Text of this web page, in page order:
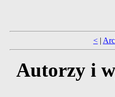
< |
Autorzy i